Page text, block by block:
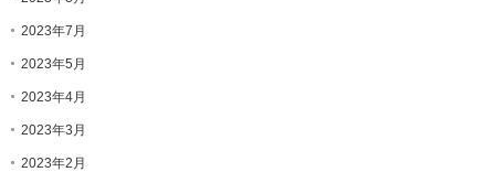
2023年7月
2023年5月
2023年4月
2023年3月
2023年2月